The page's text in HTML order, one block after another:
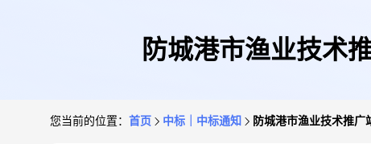
防城港市渔业技术
您当前的位置： 首页 中标｜中标通知 防城港市渔业技术推广